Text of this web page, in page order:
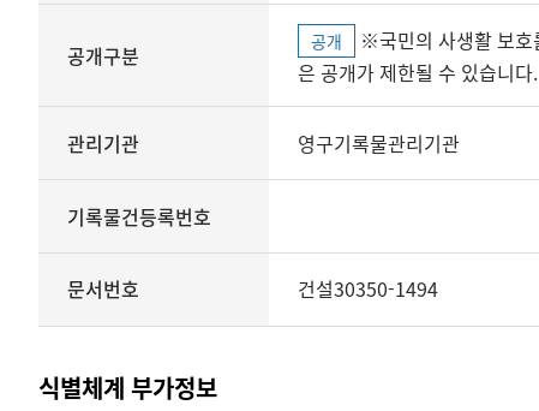
공개구분 공개
은 공개가 제한될 수 있습니다.
관리기관 영구기록물관리기관
기록물건등록번호
문서번호 건설30350-1494
식별체계 부가정보